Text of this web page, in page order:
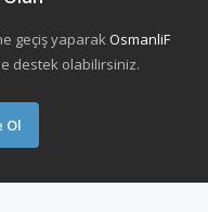
geçiş yaparakOsmanliF
destek olabilirsiniz.
Ol